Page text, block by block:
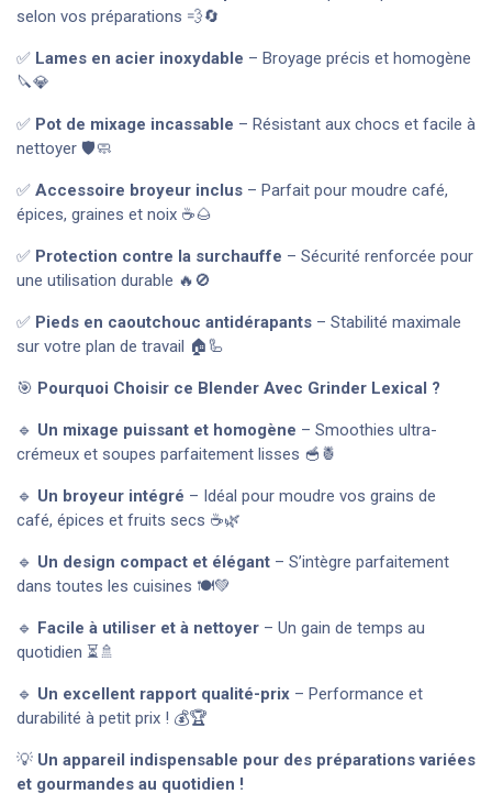
selon vos préparations 💨🔄
✅ Lames en acier inoxydable – Broyage précis et homogène
🔪💎
✅ Pot de mixage incassable – Résistant aux chocs et facile à
nettoyer 🛡️🧼
✅ Accessoire broyeur inclus – Parfait pour moudre café,
épices, graines et noix ☕🌰
✅ Protection contre la surchauffe – Sécurité renforcée pour
une utilisation durable 🔥🚫
✅ Pieds en caoutchouc antidérapants – Stabilité maximale
sur votre plan de travail 🏠🦾
🎯 Pourquoi Choisir ce Blender Avec Grinder Lexical ?
🔹 Un mixage puissant et homogène – Smoothies ultra-
crémeux et soupes parfaitement lisses 🥣🍍
🔹 Un broyeur intégré – Idéal pour moudre vos grains de
café, épices et fruits secs ☕🌿
🔹 Un design compact et élégant – S’intègre parfaitement
dans toutes les cuisines 🍽️💚
🔹 Facile à utiliser et à nettoyer – Un gain de temps au
quotidien ⏳🚿
🔹 Un excellent rapport qualité-prix – Performance et
durabilité à petit prix ! 💰🏆
💡 Un appareil indispensable pour des préparations variées
et gourmandes au quotidien !